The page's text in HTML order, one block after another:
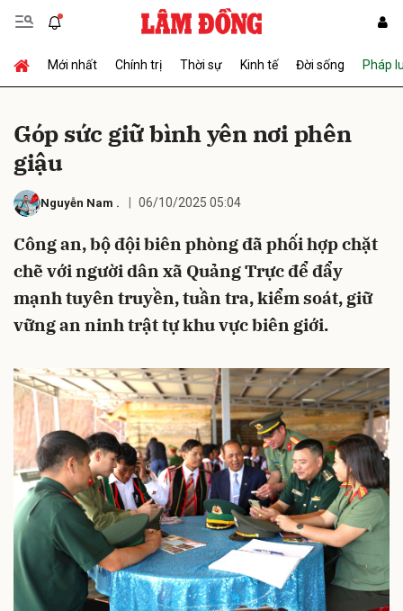
Mới nhất Chính trị Thời sự Kinh tế Đời sống Pháp
Góp sức giữ bình yên nơi phên
giậu
Nguyễn Nam . 06/10/2025 05:04
Công an, bộ đội biên phòng đã phối hợp chặt
chẽ với người dân xã Quảng Trực để đẩy
mạnh tuyên truyền, tuần tra, kiểm soát, giữ
vững an ninh trật tự khu vực biên giới.
Gửi bình luận
Hủy